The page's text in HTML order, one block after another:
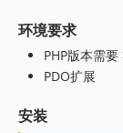
环境要求
PHP版本需要
PDO扩展
安装